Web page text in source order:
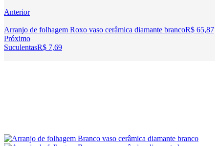
Anterior
Arranjo de folhagem Roxo vaso cerâmica diamante brancoR$ 65,87
Próximo
SuculentasR$ 7,69